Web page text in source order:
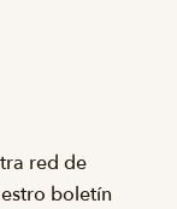
red de
boletín